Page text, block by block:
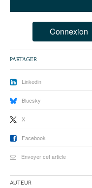
Connexion
PARTAGER
Linkedin
Bluesky
X
Facebook
Envoyer cet article
Auteur